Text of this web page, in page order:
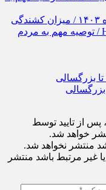
اولین علامت ویروس کرونای جدید دی ماه ۱۴۰۳ / میزان کشندگی
ویروس متاپنومو-ویروسِ انسانی یا HMPV / توصیه مهم به مردم
بزرگسالی
از تایید توسط
خواهد شد.
منتشر نخواهد شد.
غیر مرتبط باشد منتشر